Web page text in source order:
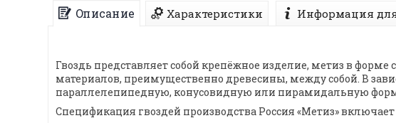
Описание Характеристики Информация для
Гвоздь представляет собой крепёжное изделие, метиз в
материалов, преимущественно древесины, между собой. В
параллелепипедную, конусовидную или пирамидальную
Спецификация гвоздей производства Россия «Метиз»